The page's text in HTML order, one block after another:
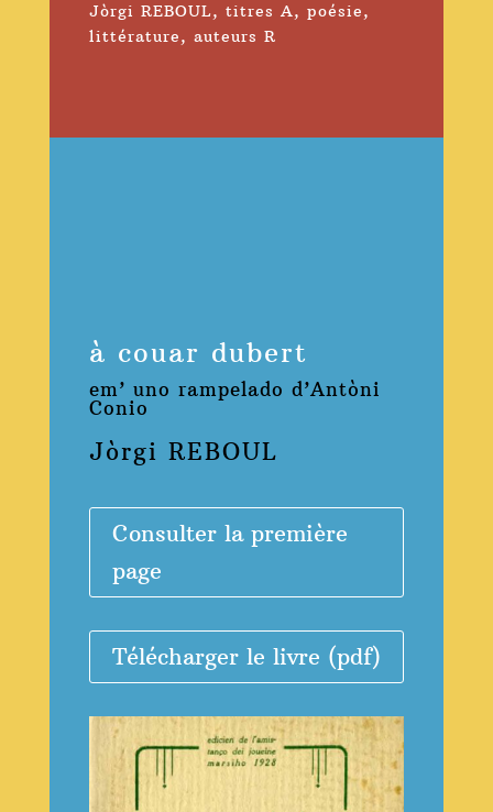
Jòrgi REBOUL, titres A, poésie,
littérature, auteurs R
à couar dubert
em’ uno rampelado d’Antòni
Conio
Jòrgi REBOUL
Consulter la première
page
Télécharger le livre (pdf)